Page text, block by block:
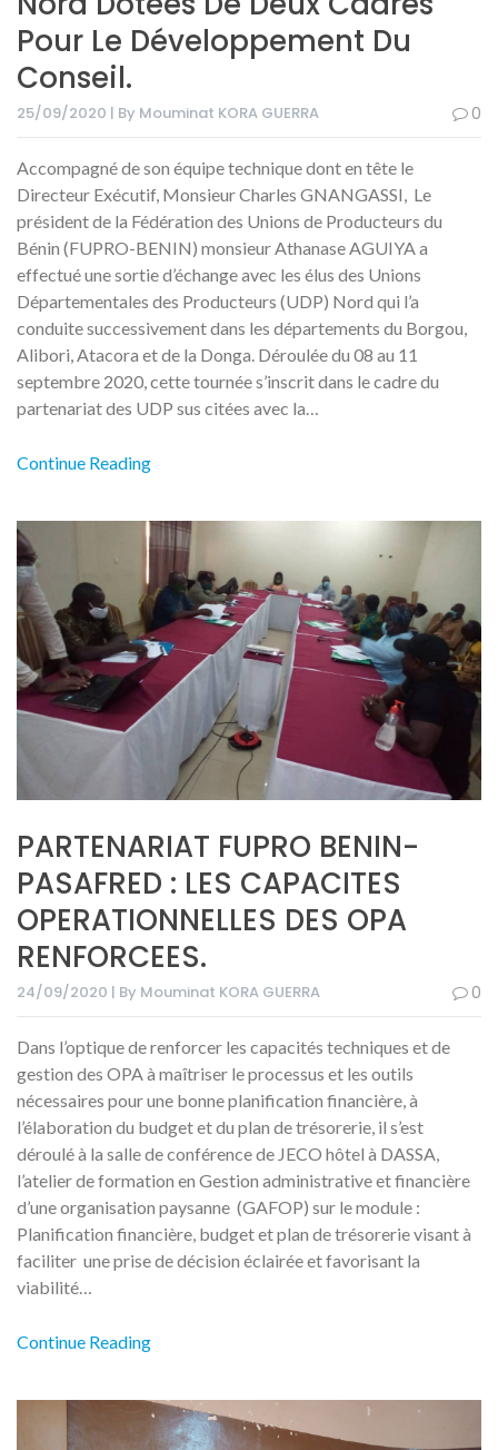
Pour Le Développement Du
Conseil.
25/09/2020 | By Mouminat KORA GUERRA 0
Accompagné de son équipe technique dont en tête le
Directeur Exécutif, Monsieur Charles GNANGASSI, Le
président de la Fédération des Unions de Producteurs du
Bénin (FUPRO-BENIN) monsieur Athanase AGUIYA a
effectué une sortie d’échange avec les élus des Unions
Départementales des Producteurs (UDP) Nord qui l’a
conduite successivement dans les départements du Borgou,
Alibori, Atacora et de la Donga. Déroulée du 08 au 11
septembre 2020, cette tournée s’inscrit dans le cadre du
partenariat des UDP sus citées avec la…
Continue Reading
PARTENARIAT FUPRO BENIN-
PASAFRED : LES CAPACITES
OPERATIONNELLES DES OPA
RENFORCEES.
24/09/2020 | By Mouminat KORA GUERRA 0
Dans l’optique de renforcer les capacités techniques et de
gestion des OPA à maîtriser le pro­cessus et les outils
nécessaires pour une bonne planification financière, à
l’élaboration du budget et du plan de trésorerie, il s’est
déroulé à la salle de conférence de JECO hôtel à DASSA,
l’atelier de formation en Gestion administrative et financière
d’une organisation paysanne (GAFOP) sur le module :
Planification financière, budget et plan de trésorerie visant à
faciliter une prise de décision éclairée et favorisant la
viabilité…
Continue Reading